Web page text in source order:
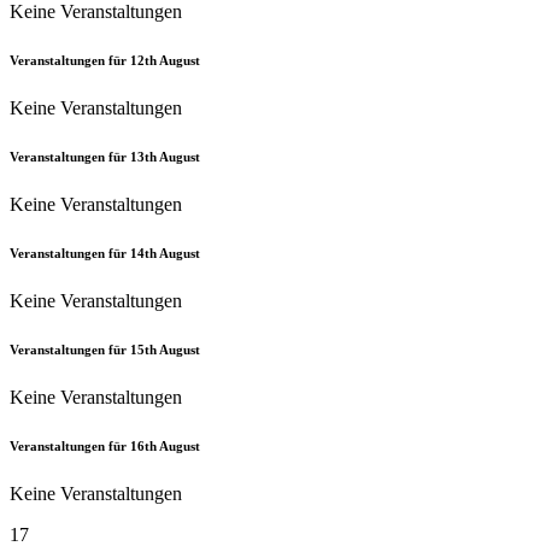
Keine Veranstaltungen
Veranstaltungen für 12th August
Keine Veranstaltungen
Veranstaltungen für 13th August
Keine Veranstaltungen
Veranstaltungen für 14th August
Keine Veranstaltungen
Veranstaltungen für 15th August
Keine Veranstaltungen
Veranstaltungen für 16th August
Keine Veranstaltungen
17